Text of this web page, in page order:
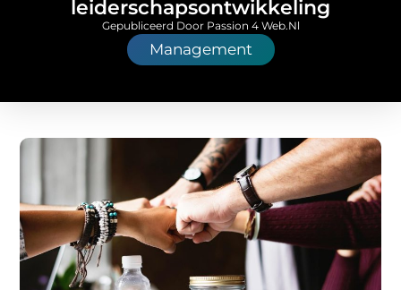
leiderschapsontwikkeling
Management
Gepubliceerd Door Passion 4 Web.nl